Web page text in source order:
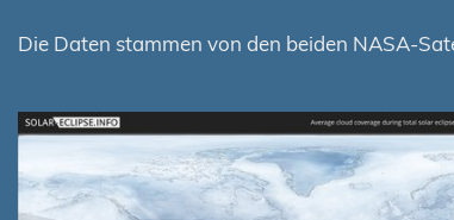
Die Daten stammen von den beiden NASA-